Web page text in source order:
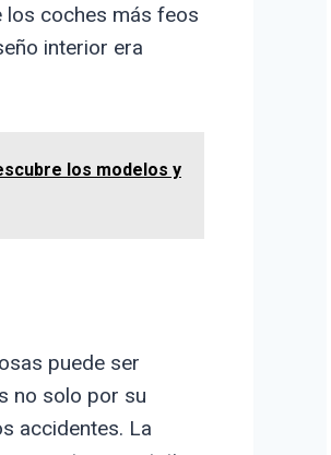
los coches más feos
interior era
los modelos y
puede ser
no solo por su
accidentes. La